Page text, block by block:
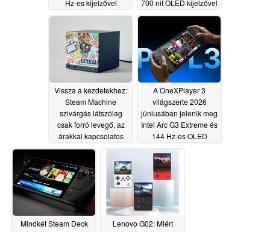
Hz-es kijelzővel
05/28/2026
700 nit OLED kijelzővel
és folyadékhűtéssel
05/28/2026
Vissza a kezdetekhez:
Steam Machine
szivárgás látszólag
csak forró levegő, az
árakkal kapcsolatos
aggodalmak nőnek
A OneXPlayer 3
világszerte 2026
júniusában jelenik meg
Intel Arc G3 Extreme és
144 Hz-es OLED
kijelzővel
Mindkét Steam Deck
Lenovo G02: Miért